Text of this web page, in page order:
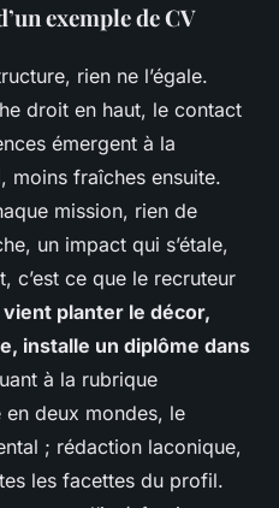
exemple de CV
rien ne l’égale.
droit en haut, le contact
émergent à la
moins fraîches ensuite.
mission, rien de
un impact qui s’étale,
c’est ce que le recruteur
planter le décor,
installe un diplôme dans
à la rubrique
deux mondes, le
; rédaction laconique,
les facettes du profil.